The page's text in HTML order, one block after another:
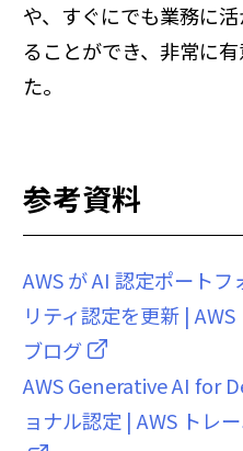
や、すぐにでも業務に
ることができ、非常に
た。
参考資料
AWS が AI 認定ポート
リティ認定を更新 |
ブログ
AWS Generative AI for
ョナル認定 | AWS トレ